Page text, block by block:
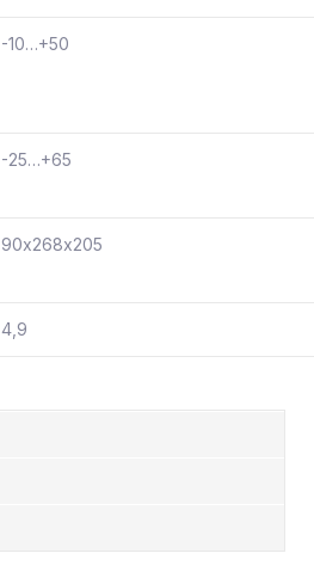
-10…+50
-25…+65
90х268х205
4,9